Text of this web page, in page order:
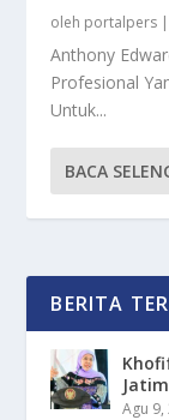
oleh portalpers |
Anthony
Profesional
Untuk...
BACA
BERITA
Agu 9,